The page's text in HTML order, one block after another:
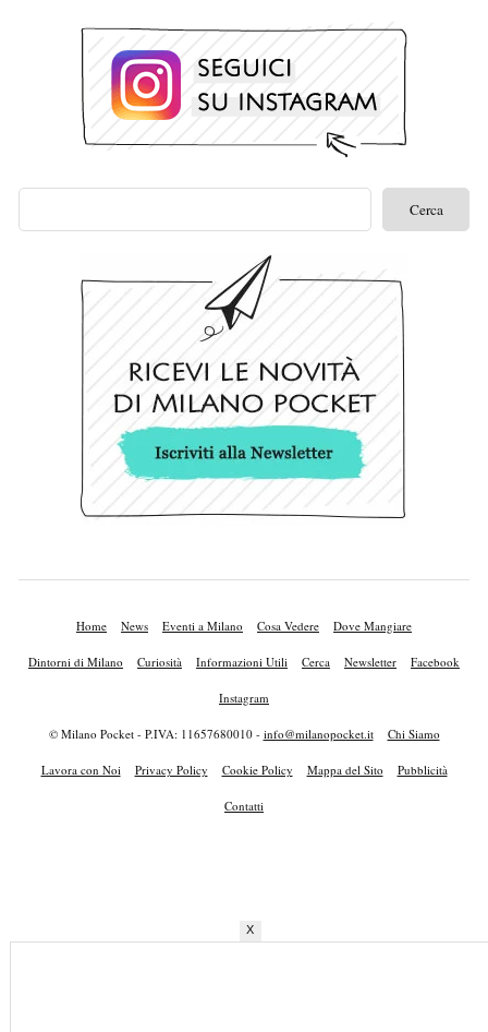
Home News Eventi a Milano Cosa Vedere Dove Mangiare
Dintorni di Milano Curiosità Informazioni Utili Cerca Newsletter Facebook
Instagram
© Milano Pocket - P.IVA: 11657680010 - info@milanopocket.it Chi Siamo
Lavora con Noi Privacy Policy Cookie Policy Mappa del Sito Pubblicità
Contatti
X